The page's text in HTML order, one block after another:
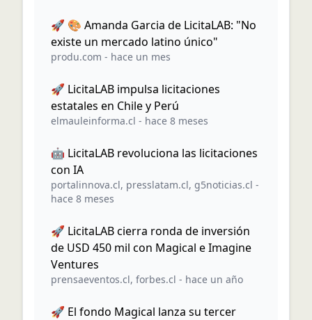
🚀 🎨 Amanda Garcia de LicitaLAB: "No
existe un mercado latino único"
produ.com - hace un mes
🚀 LicitaLAB impulsa licitaciones
estatales en Chile y Perú
elmauleinforma.cl - hace 8 meses
🤖 LicitaLAB revoluciona las licitaciones
con IA
portalinnova.cl, presslatam.cl, g5noticias.cl -
hace 8 meses
🚀 LicitaLAB cierra ronda de inversión
de USD 450 mil con Magical e Imagine
Ventures
prensaeventos.cl, forbes.cl - hace un año
🚀 El fondo Magical lanza su tercer